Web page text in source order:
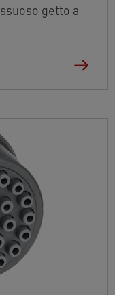
getto a